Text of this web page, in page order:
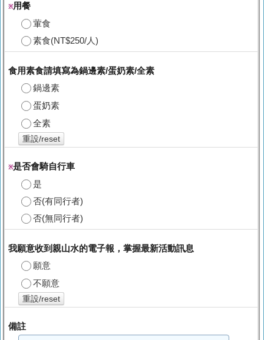
※用餐
葷食
素食(NT$250/人)
食用素食請填寫為鍋邊素/蛋奶素/全素
鍋邊素
蛋奶素
全素
重設/reset
※是否會騎自行車
是
否(有同行者)
否(無同行者)
我願意收到親山水的電子報，掌握最新活動訊息
願意
不願意
重設/reset
備註